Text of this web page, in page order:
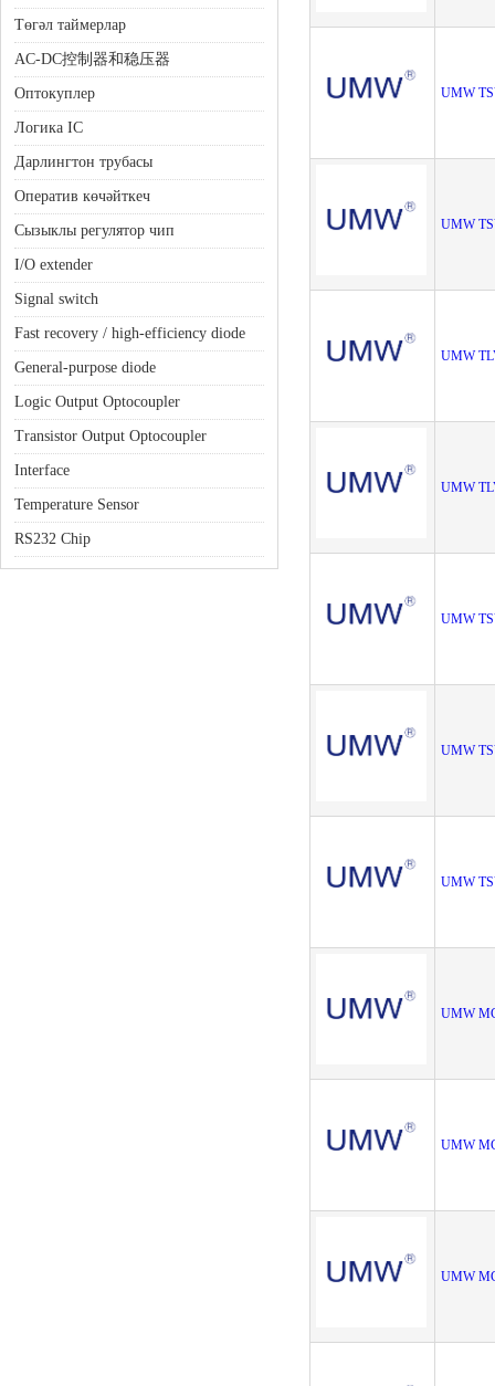
Төгәл таймерлар
AC-DC控制器和稳压器
Оптокуплер
Логика IC
Дарлингтон трубасы
Оператив көчәйткеч
Сызыклы регулятор чип
I/O extender
Signal switch
Fast recovery / high-efficiency diode
General-purpose diode
Logic Output Optocoupler
Transistor Output Optocoupler
Interface
Temperature Sensor
RS232 Chip
UMW
UMW
UMW
UMW
UMW
UMW
UMW
UMW
UMW
UMW